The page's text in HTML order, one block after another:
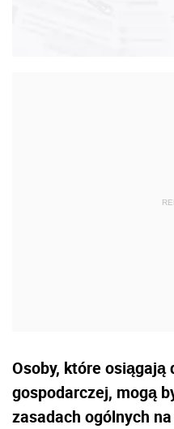
Osoby, które osiągają
gospodarczej, mogą
zasadach ogólnych